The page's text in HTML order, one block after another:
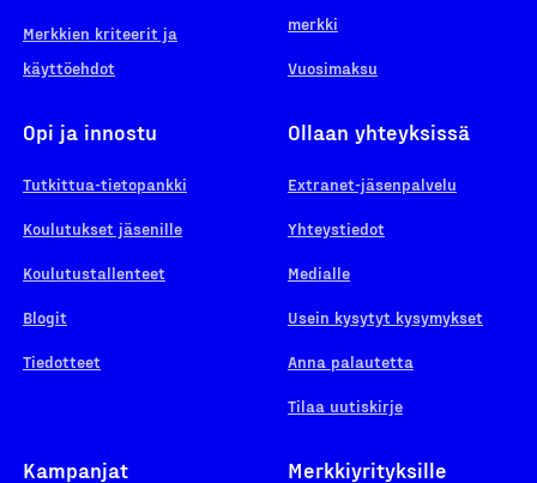
Merkkien kriteerit ja
käyttöehdot
merkki
Vuosimaksu
Opi ja innostu
Tutkittua-tietopankki
Koulutukset jäsenille
Koulutustallenteet
Blogit
Tiedotteet
Ollaan yhteyksissä
Extranet-jäsenpalvelu
Yhteystiedot
Medialle
Usein kysytyt kysymykset
Anna palautetta
Tilaa uutiskirje
Kampanjat Merkkiyrityksille